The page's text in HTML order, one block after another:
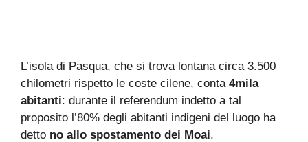
L’isola di Pasqua, che si trova lontana circa 3.500
chilometri rispetto le coste cilene, conta 4mila
abitanti: durante il referendum indetto a tal
proposito l’80% degli abitanti indigeni del luogo ha
detto no allo spostamento dei Moai.